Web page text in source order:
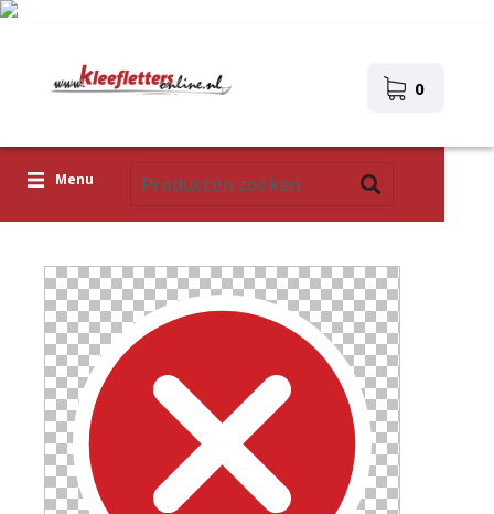
0
Menu
Pictogrammen
Zelfklevende afbeeldingen
Upload je eigen ontwerp
Corona Covid-19